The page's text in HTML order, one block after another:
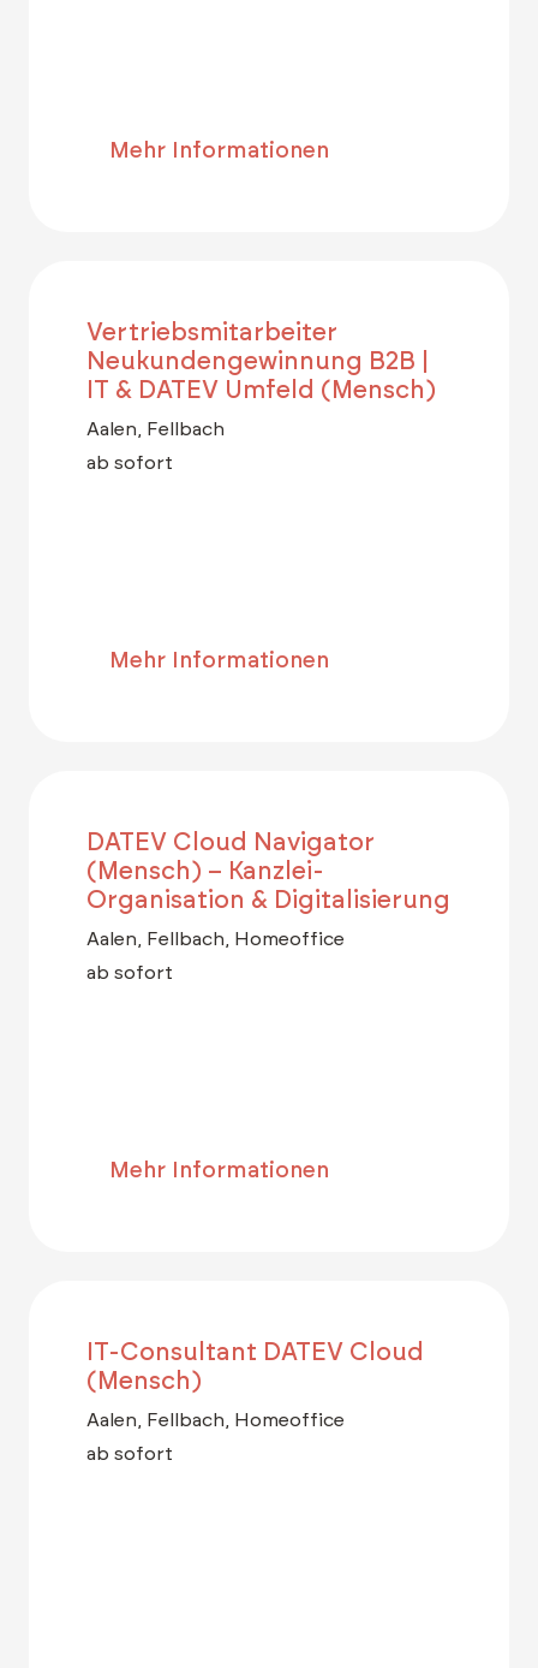
Mehr Informationen
Vertriebsmitarbeiter
Neukundengewinnung B2B |
IT & DATEV Umfeld (Mensch)
Aalen, Fellbach
ab sofort
Mehr Informationen
DATEV Cloud Navigator
(Mensch) – Kanzlei-
Organisation & Digitalisierung
Aalen, Fellbach, Homeoffice
ab sofort
Mehr Informationen
IT-Consultant DATEV Cloud
(Mensch)
Aalen, Fellbach, Homeoffice
ab sofort